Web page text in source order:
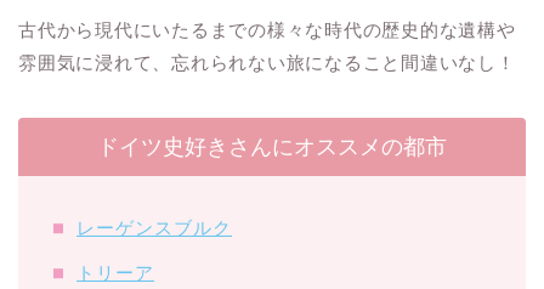
古代から現代にいたるまでの様々な時代の歴史的な遺構や
雰囲気に浸れて、忘れられない旅になること間違いなし！
ドイツ史好きさんにオススメの都市
レーゲンスブルク
トリーア